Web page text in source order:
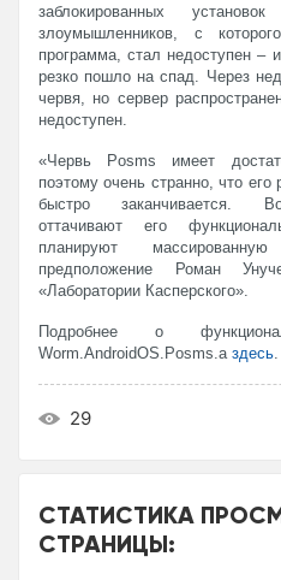
заблокированных
злоумышленников, с
программа, стал недоступен –
резко пошло на спад. Через
червя, но сервер
недоступен.
«Червь Posms имеет
поэтому очень странно, что его
быстро заканчивается.
оттачивают его
планируют
предположение Роман
«Лаборатории Касперского».
Подробнее о
Worm.AndroidOS.Posms.a здесь
29
СТАТИСТИКА
СТРАНИЦЫ: